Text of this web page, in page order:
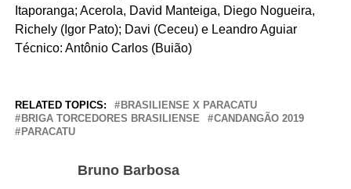
Itaporanga; Acerola, David Manteiga, Diego Nogueira,
Richely (Igor Pato); Davi (Ceceu) e Leandro Aguiar
Técnico: Antônio Carlos (Buião)
RELATED TOPICS:
BRASILIENSE X PARACATU
BRIGA TORCEDORES BRASILIENSE
CANDANGÃO 2019
PARACATU
Bruno Barbosa